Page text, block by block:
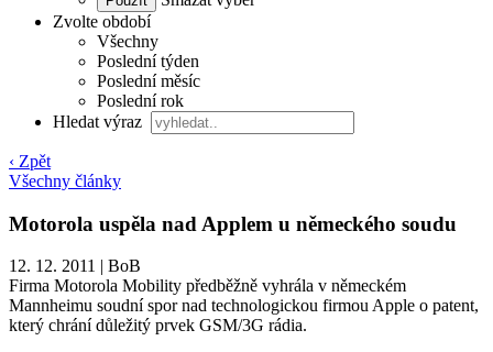
Zvolte období
Všechny
Poslední týden
Poslední měsíc
Poslední rok
Hledat výraz
‹ Zpět
Všechny články
Motorola uspěla nad Applem u německého soudu
12. 12. 2011 | BoB
Firma Motorola Mobility předběžně vyhrála v německém
Mannheimu soudní spor nad technologickou firmou Apple o patent,
který chrání důležitý prvek GSM/3G rádia.